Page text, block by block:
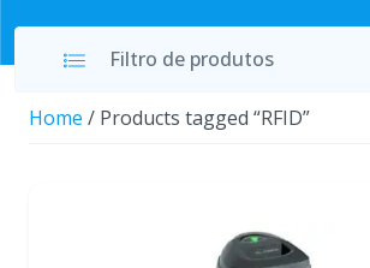
Filtro de produtos
Home / Products tagged “RFID”